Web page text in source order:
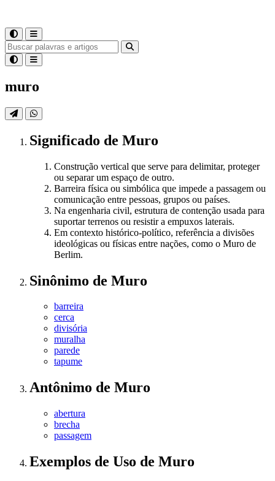
muro
Significado de Muro
Construção vertical que serve para delimitar, proteger
ou separar um espaço de outro.
Barreira física ou simbólica que impede a passagem ou
comunicação entre pessoas, grupos ou países.
Na engenharia civil, estrutura de contenção usada para
suportar terrenos ou resistir a empuxos laterais.
Em contexto histórico-político, referência a divisões
ideológicas ou físicas entre nações, como o Muro de
Berlim.
Sinônimo de Muro
barreira
cerca
divisória
muralha
parede
tapume
Antônimo de Muro
abertura
brecha
passagem
Exemplos de Uso de Muro